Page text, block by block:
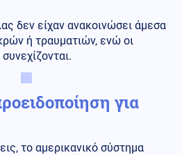
δεν είχαν ανακοινώσει άμεσα
ή τραυματιών, ενώ οι
για
το αμερικανικό σύστημα